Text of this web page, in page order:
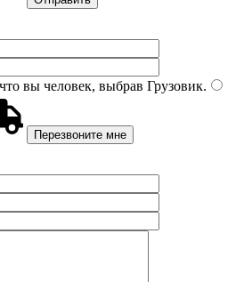
вы человек, выбрав Грузовик.